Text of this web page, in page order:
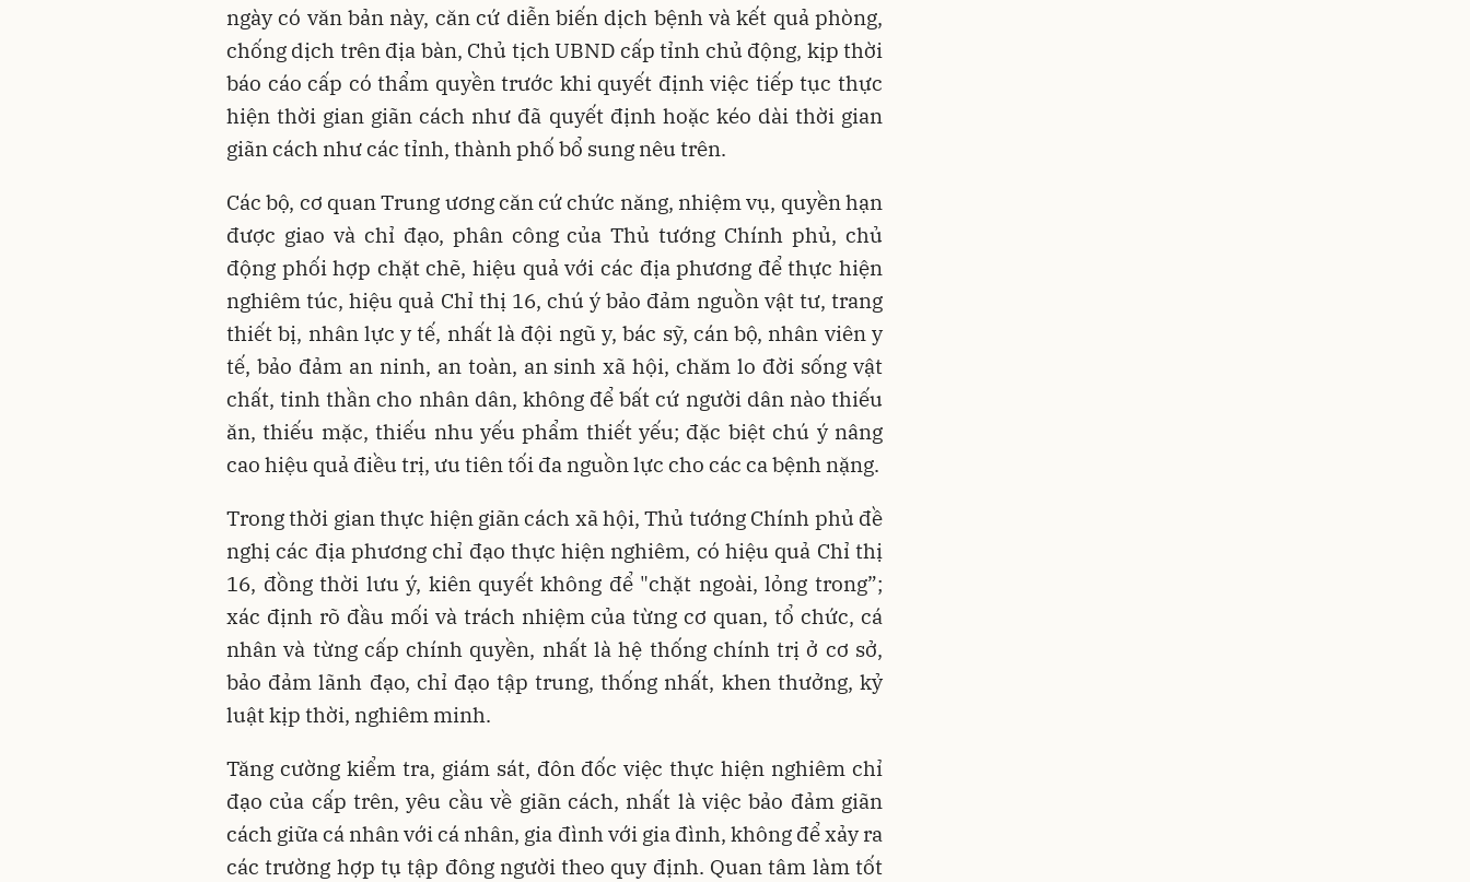
ngày có văn bản này, căn cứ diễn biến dịch bệnh và kết quả phòng,
chống dịch trên địa bàn, Chủ tịch UBND cấp tỉnh chủ động, kịp thời
báo cáo cấp có thẩm quyền trước khi quyết định việc tiếp tục thực
hiện thời gian giãn cách như đã quyết định hoặc kéo dài thời gian
giãn cách như các tỉnh, thành phố bổ sung nêu trên.
Các bộ, cơ quan Trung ương căn cứ chức năng, nhiệm vụ, quyền hạn
được giao và chỉ đạo, phân công của Thủ tướng Chính phủ, chủ
động phối hợp chặt chẽ, hiệu quả với các địa phương để thực hiện
nghiêm túc, hiệu quả Chỉ thị 16, chú ý bảo đảm nguồn vật tư, trang
thiết bị, nhân lực y tế, nhất là đội ngũ y, bác sỹ, cán bộ, nhân viên y
tế, bảo đảm an ninh, an toàn, an sinh xã hội, chăm lo đời sống vật
chất, tinh thần cho nhân dân, không để bất cứ người dân nào thiếu
ăn, thiếu mặc, thiếu nhu yếu phẩm thiết yếu; đặc biệt chú ý nâng
cao hiệu quả điều trị, ưu tiên tối đa nguồn lực cho các ca bệnh nặng.
Trong thời gian thực hiện giãn cách xã hội, Thủ tướng Chính phủ đề
nghị các địa phương chỉ đạo thực hiện nghiêm, có hiệu quả Chỉ thị
16, đồng thời lưu ý, kiên quyết không để "chặt ngoài, lỏng trong”;
xác định rõ đầu mối và trách nhiệm của từng cơ quan, tổ chức, cá
nhân và từng cấp chính quyền, nhất là hệ thống chính trị ở cơ sở,
bảo đảm lãnh đạo, chỉ đạo tập trung, thống nhất, khen thưởng, kỷ
luật kịp thời, nghiêm minh.
Tăng cường kiểm tra, giám sát, đôn đốc việc thực hiện nghiêm chỉ
đạo của cấp trên, yêu cầu về giãn cách, nhất là việc bảo đảm giãn
cách giữa cá nhân với cá nhân, gia đình với gia đình, không để xảy ra
các trường hợp tụ tập đông người theo quy định. Quan tâm làm tốt